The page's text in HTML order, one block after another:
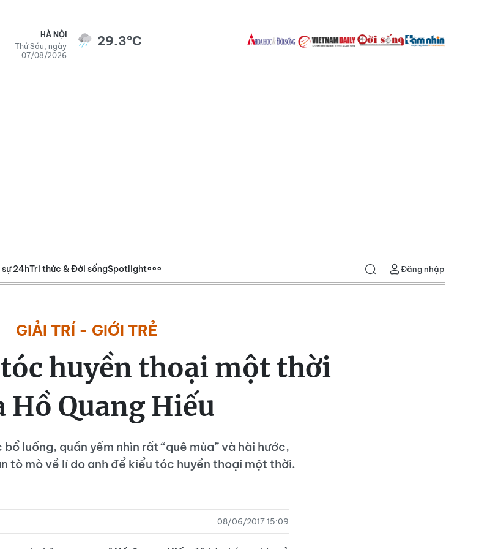
HÀ NỘI
Thứ Sáu, ngày
07/08/2026
29.3°C
24hTri thức & Đời sốngSpotlight Đăng nhập
GIẢI TRÍ - GIỚI TRẺ
huyền thoại một thời
Hồ Quang Hiếu
luống, quần yếm nhìn rất “quê mùa” và hài hước,
tò mò về lí do anh để kiểu tóc huyền thoại một thời.
08/06/2017 15:09